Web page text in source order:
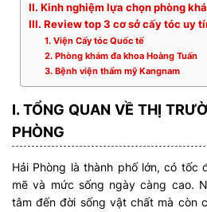
II. Kinh nghiệm lựa chọn phòng
III. Review top 3 cơ sở cấy tóc uy
1. Viện Cấy tóc Quốc tế
2. Phòng khám đa khoa Hoàng Tuấn
3. Bệnh viện thẩm mỹ Kangnam
I. TỔNG QUAN VỀ THỊ
PHÒNG
Hải Phòng là thành phố lớn, có tốc
mẽ và mức sống ngày càng cao.
tâm đến đời sống vật chất mà còn